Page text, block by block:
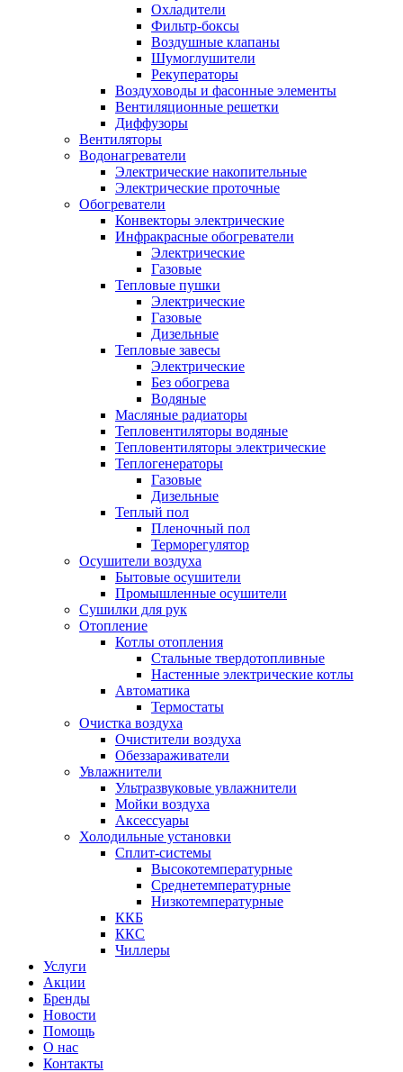
Охладители
Фильтр-боксы
Воздушные клапаны
Шумоглушители
Рекуператоры
Воздуховоды и фасонные элементы
Вентиляционные решетки
Диффузоры
Вентиляторы
Водонагреватели
Электрические накопительные
Электрические проточные
Обогреватели
Конвекторы электрические
Инфракрасные обогреватели
Электрические
Газовые
Тепловые пушки
Электрические
Газовые
Дизельные
Тепловые завесы
Электрические
Без обогрева
Водяные
Масляные радиаторы
Тепловентиляторы водяные
Тепловентиляторы электрические
Теплогенераторы
Газовые
Дизельные
Теплый пол
Пленочный пол
Терморегулятор
Осушители воздуха
Бытовые осушители
Промышленные осушители
Сушилки для рук
Отопление
Котлы отопления
Стальные твердотопливные
Настенные электрические котлы
Автоматика
Термостаты
Очистка воздуха
Очистители воздуха
Обеззараживатели
Увлажнители
Ультразвуковые увлажнители
Мойки воздуха
Аксессуары
Холодильные установки
Сплит-системы
Высокотемпературные
Среднетемпературные
Низкотемпературные
ККБ
ККС
Чиллеры
Услуги
Акции
Бренды
Новости
Помощь
О нас
Контакты